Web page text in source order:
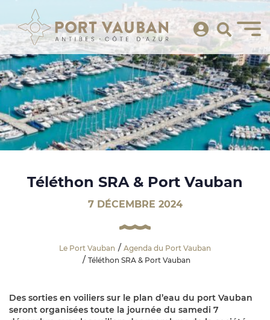
Téléthon SRA & Port Vauban
7 DÉCEMBRE 2024
Le Port Vauban
Agenda du Port Vauban
Téléthon SRA & Port Vauban
Des sorties en voiliers sur le plan d’eau du port Vauban
seront organisées toute la journée du samedi 7